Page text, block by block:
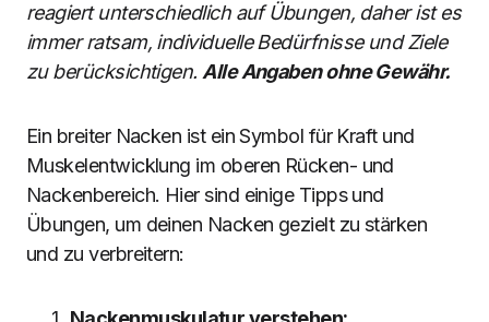
reagiert unterschiedlich auf Übungen, daher ist es
immer ratsam, individuelle Bedürfnisse und Ziele
zu berücksichtigen. Alle Angaben ohne Gewähr.
Ein breiter Nacken ist ein Symbol für Kraft und
Muskelentwicklung im oberen Rücken- und
Nackenbereich. Hier sind einige Tipps und
Übungen, um deinen Nacken gezielt zu stärken
und zu verbreitern: